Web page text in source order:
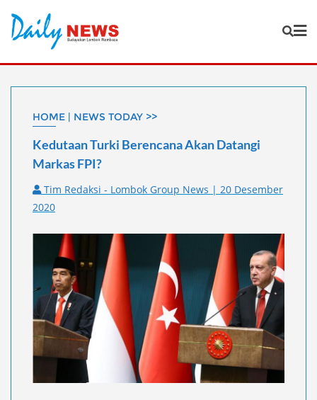
content
HOME | NEWS TODAY >>
Kedutaan Turki Berencana Akan Datangi
Markas FPI?
Tim Redaksi - Lombok Group News | 20 Desember
2020